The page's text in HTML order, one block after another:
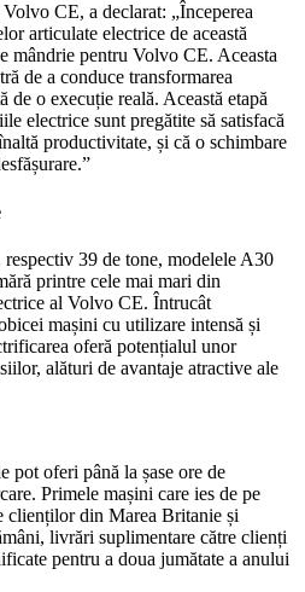
CE, a declarat: „Începerea
articulate electrice de această
mândrie pentru Volvo CE. Aceasta
de a conduce transformarea
de o execuție reală. Această etapă
electrice sunt pregătite să satisfacă
productivitate, și că o schimbare
39 de tone, modelele A30
printre cele mai mari din
al Volvo CE. Întrucât
mașini cu utilizare intensă și
oferă potențialul unor
alături de avantaje atractive ale
pot oferi până la șase ore de
Primele mașini care ies de pe
din Marea Britanie și
livrări suplimentare către clienți
pentru a doua jumătate a anului